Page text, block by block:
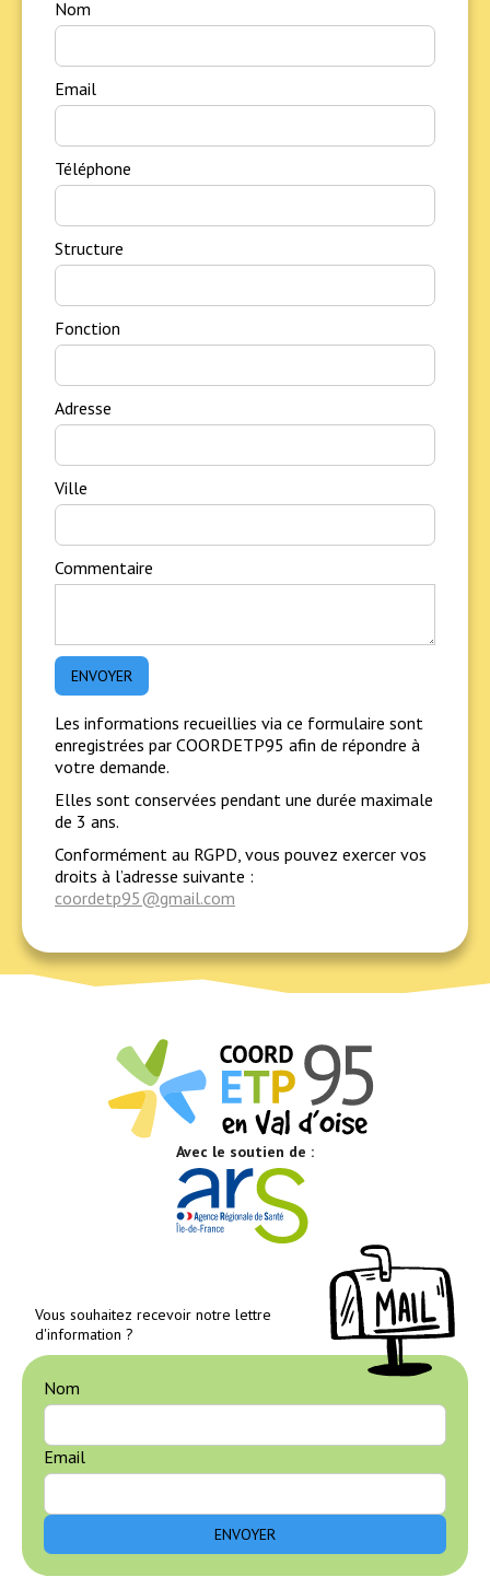
Nom
Email
Téléphone
Structure
Fonction
Adresse
Ville
Commentaire
Les informations recueillies via ce formulaire sont
enregistrées par COORDETP95 afin de répondre à
votre demande.
Elles sont conservées pendant une durée maximale
de 3 ans.
Conformément au RGPD, vous pouvez exercer vos
droits à l’adresse suivante :
coordetp95@gmail.com
Avec le soutien de :
Vous souhaitez recevoir notre lettre
d'information ?
Nom
Email